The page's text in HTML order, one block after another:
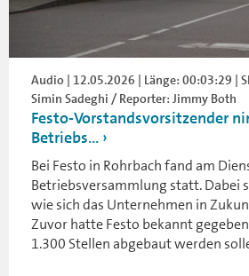
Audio | 12.05.2026 | Länge: 00:03:29 |
Simin Sadeghi / Reporter: Jimmy Both
Festo-Vorstandsvorsitzender
Betriebs...
Bei Festo in Rohrbach fand am
Betriebsversammlung statt. Dabei
wie sich das Unternehmen in
Zuvor hatte Festo bekannt
1.300 Stellen abgebaut werden